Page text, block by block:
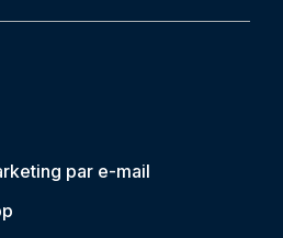
par e-mail